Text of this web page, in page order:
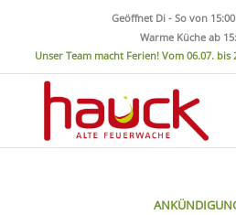
Geöffnet Di - So von
Warme Küche ab
Unser Team macht Ferien! Vom 06.07.